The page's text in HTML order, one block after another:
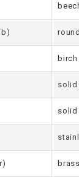
solid
solid